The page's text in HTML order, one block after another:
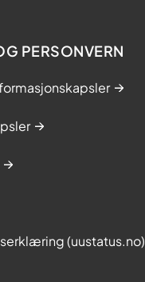
PERSONVERN
(uustatus.no)